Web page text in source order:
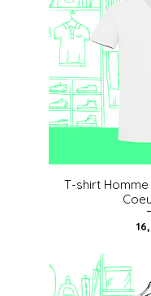
T-shirt Homme